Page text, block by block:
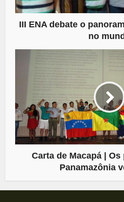
III ENA debate o
no
Carta de Macapá |
Panamazônia